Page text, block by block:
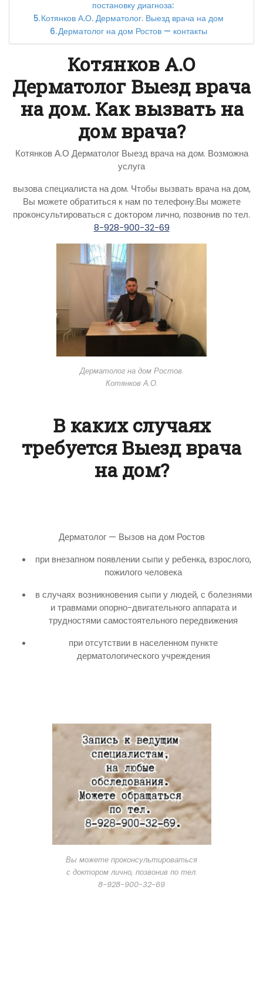
постановку диагноза:
Котянков А.О. Дерматолог. Выезд врача на дом
Дерматолог на дом Ростов — контакты
Котянков А.О
Дерматолог Выезд врача
на дом. Как вызвать на
дом врача?
Котянков А.О Дерматолог Выезд врача на дом. Возможна
услуга
вызова специалиста на дом. Чтобы вызвать врача на дом,
Вы можете обратиться к нам по телефону:Вы можете
проконсультироваться с доктором лично, позвонив по тел.
8-928-900-32-69
Дерматолог на дом Ростов.
Котянков А.О.
В каких случаях
требуется Выезд врача
на дом?
Дерматолог — Вызов на дом Ростов
при внезапном появлении сыпи у ребенка, взрослого,
пожилого человека
в случаях возникновения сыпи у людей, с болезнями
и травмами опорно-двигательного аппарата и
трудностями самостоятельного передвижения
при отсутствии в населенном пункте
дерматологического учреждения
Вы можете проконсультироваться
с доктором лично, позвонив по тел.
8-928-900-32-69